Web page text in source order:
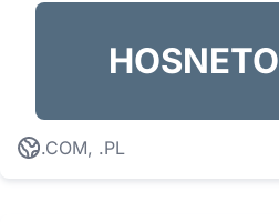
HOSNETO
.COM, .PL